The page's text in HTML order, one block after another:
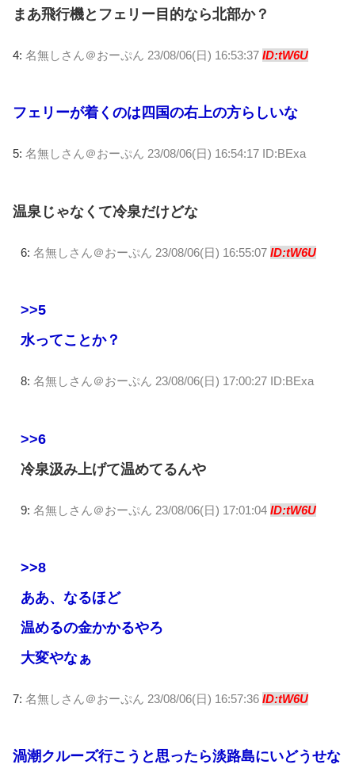
まあ飛行機とフェリー目的なら北部か？
4: 名無しさん＠おーぷん 23/08/06(日) 16:53:37 ID:tW6U
フェリーが着くのは四国の右上の方らしいな
5: 名無しさん＠おーぷん 23/08/06(日) 16:54:17 ID:BExa
温泉じゃなくて冷泉だけどな
6: 名無しさん＠おーぷん 23/08/06(日) 16:55:07 ID:tW6U
>>5
水ってことか？
8: 名無しさん＠おーぷん 23/08/06(日) 17:00:27 ID:BExa
>>6
冷泉汲み上げて温めてるんや
9: 名無しさん＠おーぷん 23/08/06(日) 17:01:04 ID:tW6U
>>8
ああ、なるほど
温めるの金かかるやろ
大変やなぁ
7: 名無しさん＠おーぷん 23/08/06(日) 16:57:36 ID:tW6U
渦潮クルーズ行こうと思ったら淡路島にいどうせな